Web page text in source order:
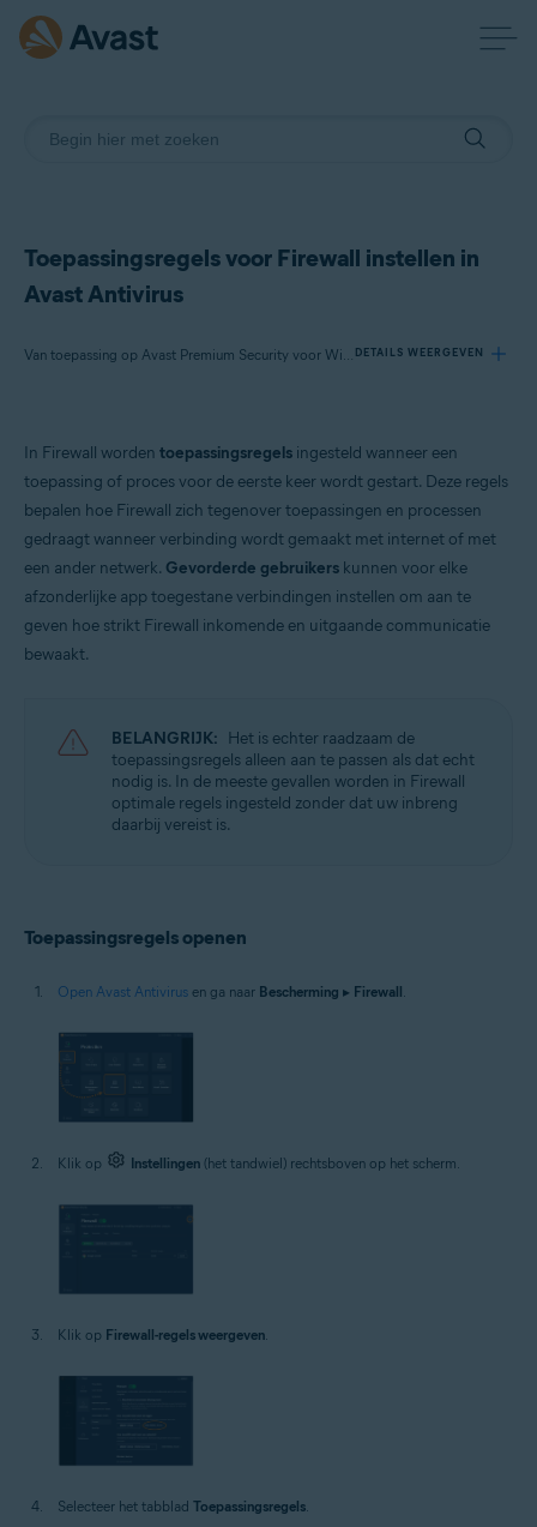
Toepassingsregels voor Firewall instellen in
Avast Antivirus
Van toepassing op Avast Premium Security voor Windows, Avast Free Antivirus voor Windows DETAILS WEERGEVEN
Producten:
Avast Premium Security 23.x voor Windows
Besturingssystemen:
Microsoft Windows 10 Home / Pro / Enterprise / Education – 32-/64-bits
Microsoft Windows 8.1 / Pro / Enterprise – 32-/64-bits
Microsoft Windows 8 / Pro / Enterprise – 32-/64-bits
In Firewall worden toepassingsregels ingesteld wanneer een
toepassing of proces voor de eerste keer wordt gestart. Deze regels
bepalen hoe Firewall zich tegenover toepassingen en processen
gedraagt wanneer verbinding wordt gemaakt met internet of met
een ander netwerk. Gevorderde gebruikers kunnen voor elke
afzonderlijke app toegestane verbindingen instellen om aan te
geven hoe strikt Firewall inkomende en uitgaande communicatie
bewaakt.
BELANGRIJK: Het is echter raadzaam de
toepassingsregels alleen aan te passen als dat echt
nodig is. In de meeste gevallen worden in Firewall
optimale regels ingesteld zonder dat uw inbreng
daarbij vereist is.
Toepassingsregels openen
Open Avast Antivirus en ga naar Bescherming ▸ Firewall.
Klik op Instellingen (het tandwiel) rechtsboven op het scherm.
Klik op Firewall-regels weergeven.
Selecteer het tabblad Toepassingsregels.